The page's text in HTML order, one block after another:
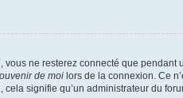
vous ne resterez connecté que pendant
de moi lors de la connexion. Ce
signifie qu’un administrateur du